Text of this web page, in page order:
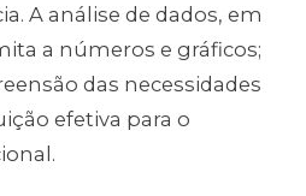
A análise de dados, em
a números e gráficos;
das necessidades
efetiva para o